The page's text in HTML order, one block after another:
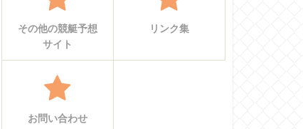
その他の競艇予想
サイト
リンク集
お問い合わせ